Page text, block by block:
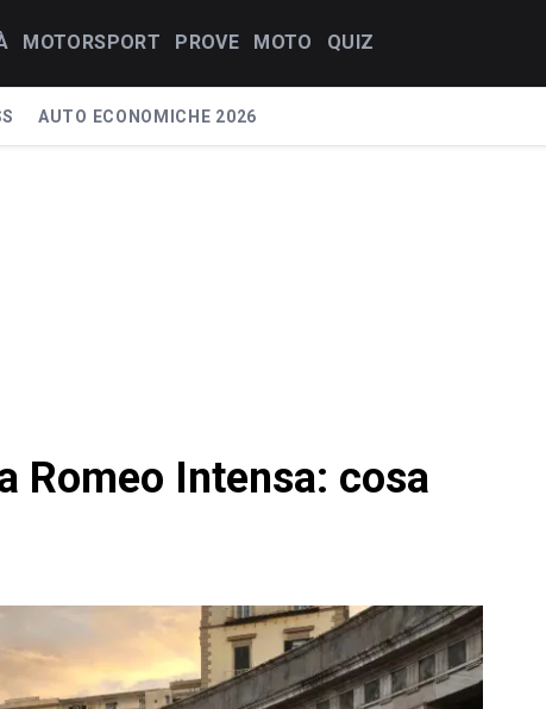
MOTORSPORT PROVE MOTO QUIZ
AUTO ECONOMICHE 2026
Romeo Intensa: cosa